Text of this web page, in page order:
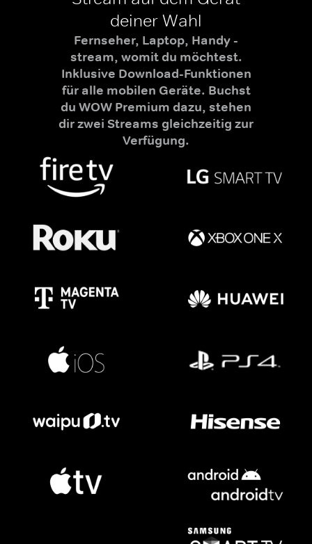
deiner Wahl
Fernseher, Laptop, Handy -
stream, womit du möchtest.
Inklusive Download-Funktionen
für alle mobilen Geräte. Buchst
du WOW Premium dazu, stehen
dir zwei Streams gleichzeitig zur
Verfügung.